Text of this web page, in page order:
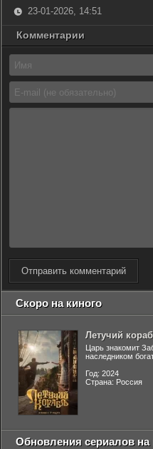
23-01-2026, 14:51
Комментарии
Отправить комментарий
Скоро на киного
Летучий
Царь знакомит
наследником
Год: 2024
Страна: Россия
Обновления сериалов на